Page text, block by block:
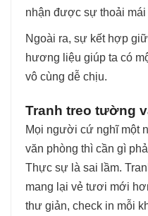
nhận được sự thoải
Ngoài ra, sự kết hợp
hương liệu giúp ta có
vô cùng dễ chịu.
Tranh treo tường
Mọi người cứ nghĩ một
văn phòng thì cần gì
Thực sự là sai lầm.
mang lại vẻ tươi mới
thư giản, check in mỗi